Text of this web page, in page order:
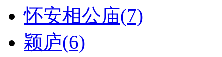
怀安相公庙(7)
颖庐(6)